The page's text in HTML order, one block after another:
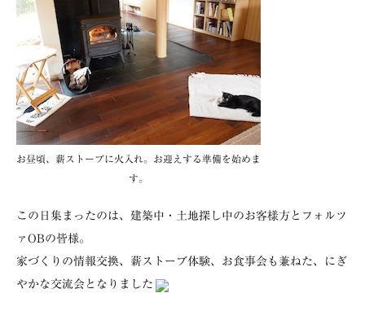
お昼頃、薪ストーブに火入れ。お迎えする準備を始めま
す。
この日集まったのは、建築中・土地探し中のお客樣方とフォルツ
ァOBの皆様。
家づくりの情報交換、薪ストーブ体験、お食事会も兼ねた、にぎ
やかな交流会となりました